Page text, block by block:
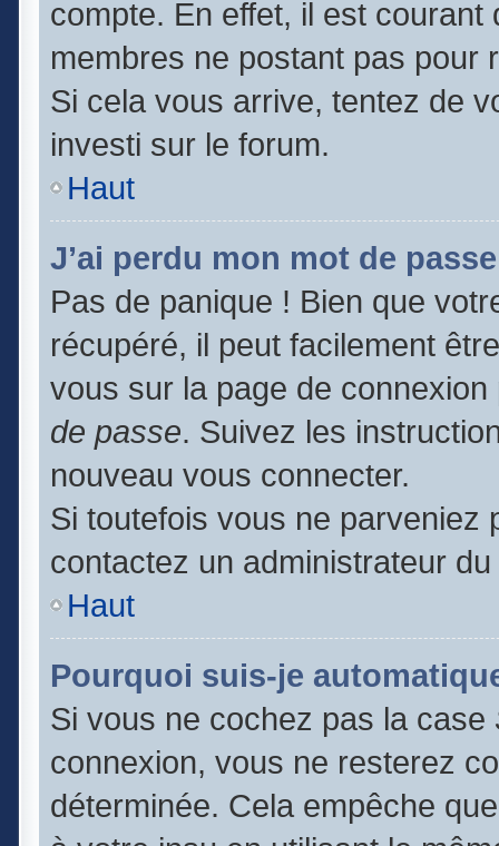
compte. En effet, il est
membres ne postant pas pour
Si cela vous arrive, tentez de
investi sur le forum.
Haut
J’ai perdu mon mot de
Pas de panique ! Bien que
récupéré, il peut facilement
vous sur la page de
de passe. Suivez les
nouveau vous connecter.
Si toutefois vous ne parveniez
contactez un administrateur
Haut
Pourquoi suis-je
Si vous ne cochez pas la case
connexion, vous ne resterez
déterminée. Cela empêche